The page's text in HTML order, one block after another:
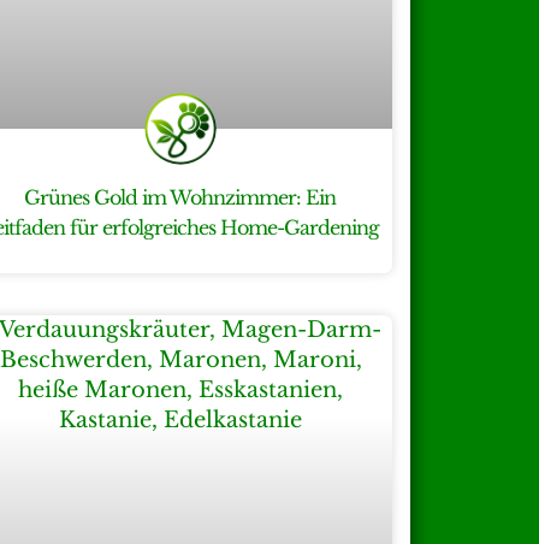
Grünes Gold im Wohnzimmer: Ein
für erfolgreiches Home-Gardening